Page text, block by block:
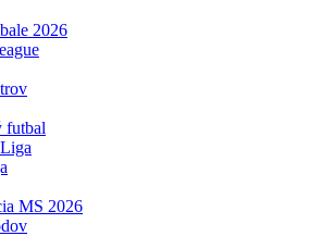
2026
futbal
MS 2026